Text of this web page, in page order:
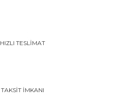
HIZLI TESLİMAT
TAKSİT İMKANI